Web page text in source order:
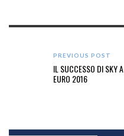
PREVIOUS POST
IL SUCCESSO DI SKY A
EURO 2016